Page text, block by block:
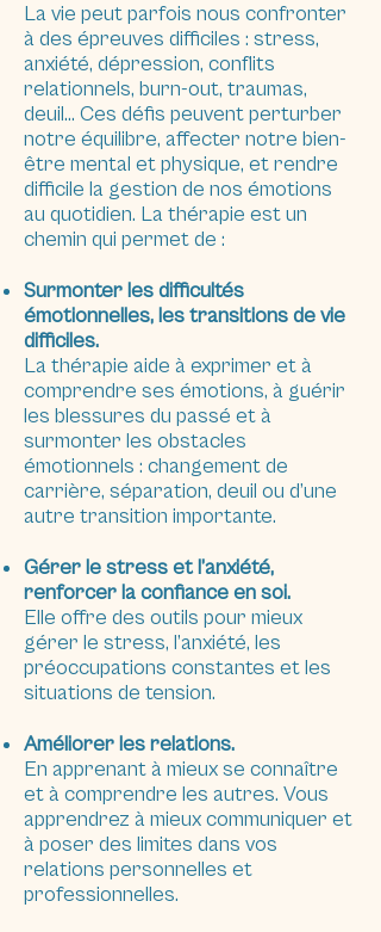
La vie peut parfois nous confronter
à des épreuves difficiles : stress,
anxiété, dépression, conflits
relationnels, burn-out, traumas,
deuil… Ces défis peuvent perturber
notre équilibre, affecter notre bien-
être mental et physique, et rendre
difficile la gestion de nos émotions
au quotidien. La thérapie est un
chemin qui permet de :
Surmonter les difficultés
émotionnelles, les transitions de vie
difficiles.
La thérapie aide à exprimer et à
comprendre ses émotions, à guérir
les blessures du passé et à
surmonter les obstacles
émotionnels : changement de
carrière, séparation, deuil ou d’une
autre transition importante.
Gérer le stress et l’anxiété,
renforcer la confiance en soi.
Elle offre des outils pour mieux
gérer le stress, l’anxiété, les
préoccupations constantes et les
situations de tension.
Améliorer les relations.
En apprenant à mieux se connaître
et à comprendre les autres. Vous
apprendrez à mieux communiquer et
à poser des limites dans vos
relations personnelles et
professionnelles.